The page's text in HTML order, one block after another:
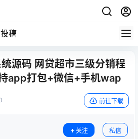
稿
源码 网贷超市三级分销程
app打包+微信+手机wap
前往下载
关注 私信